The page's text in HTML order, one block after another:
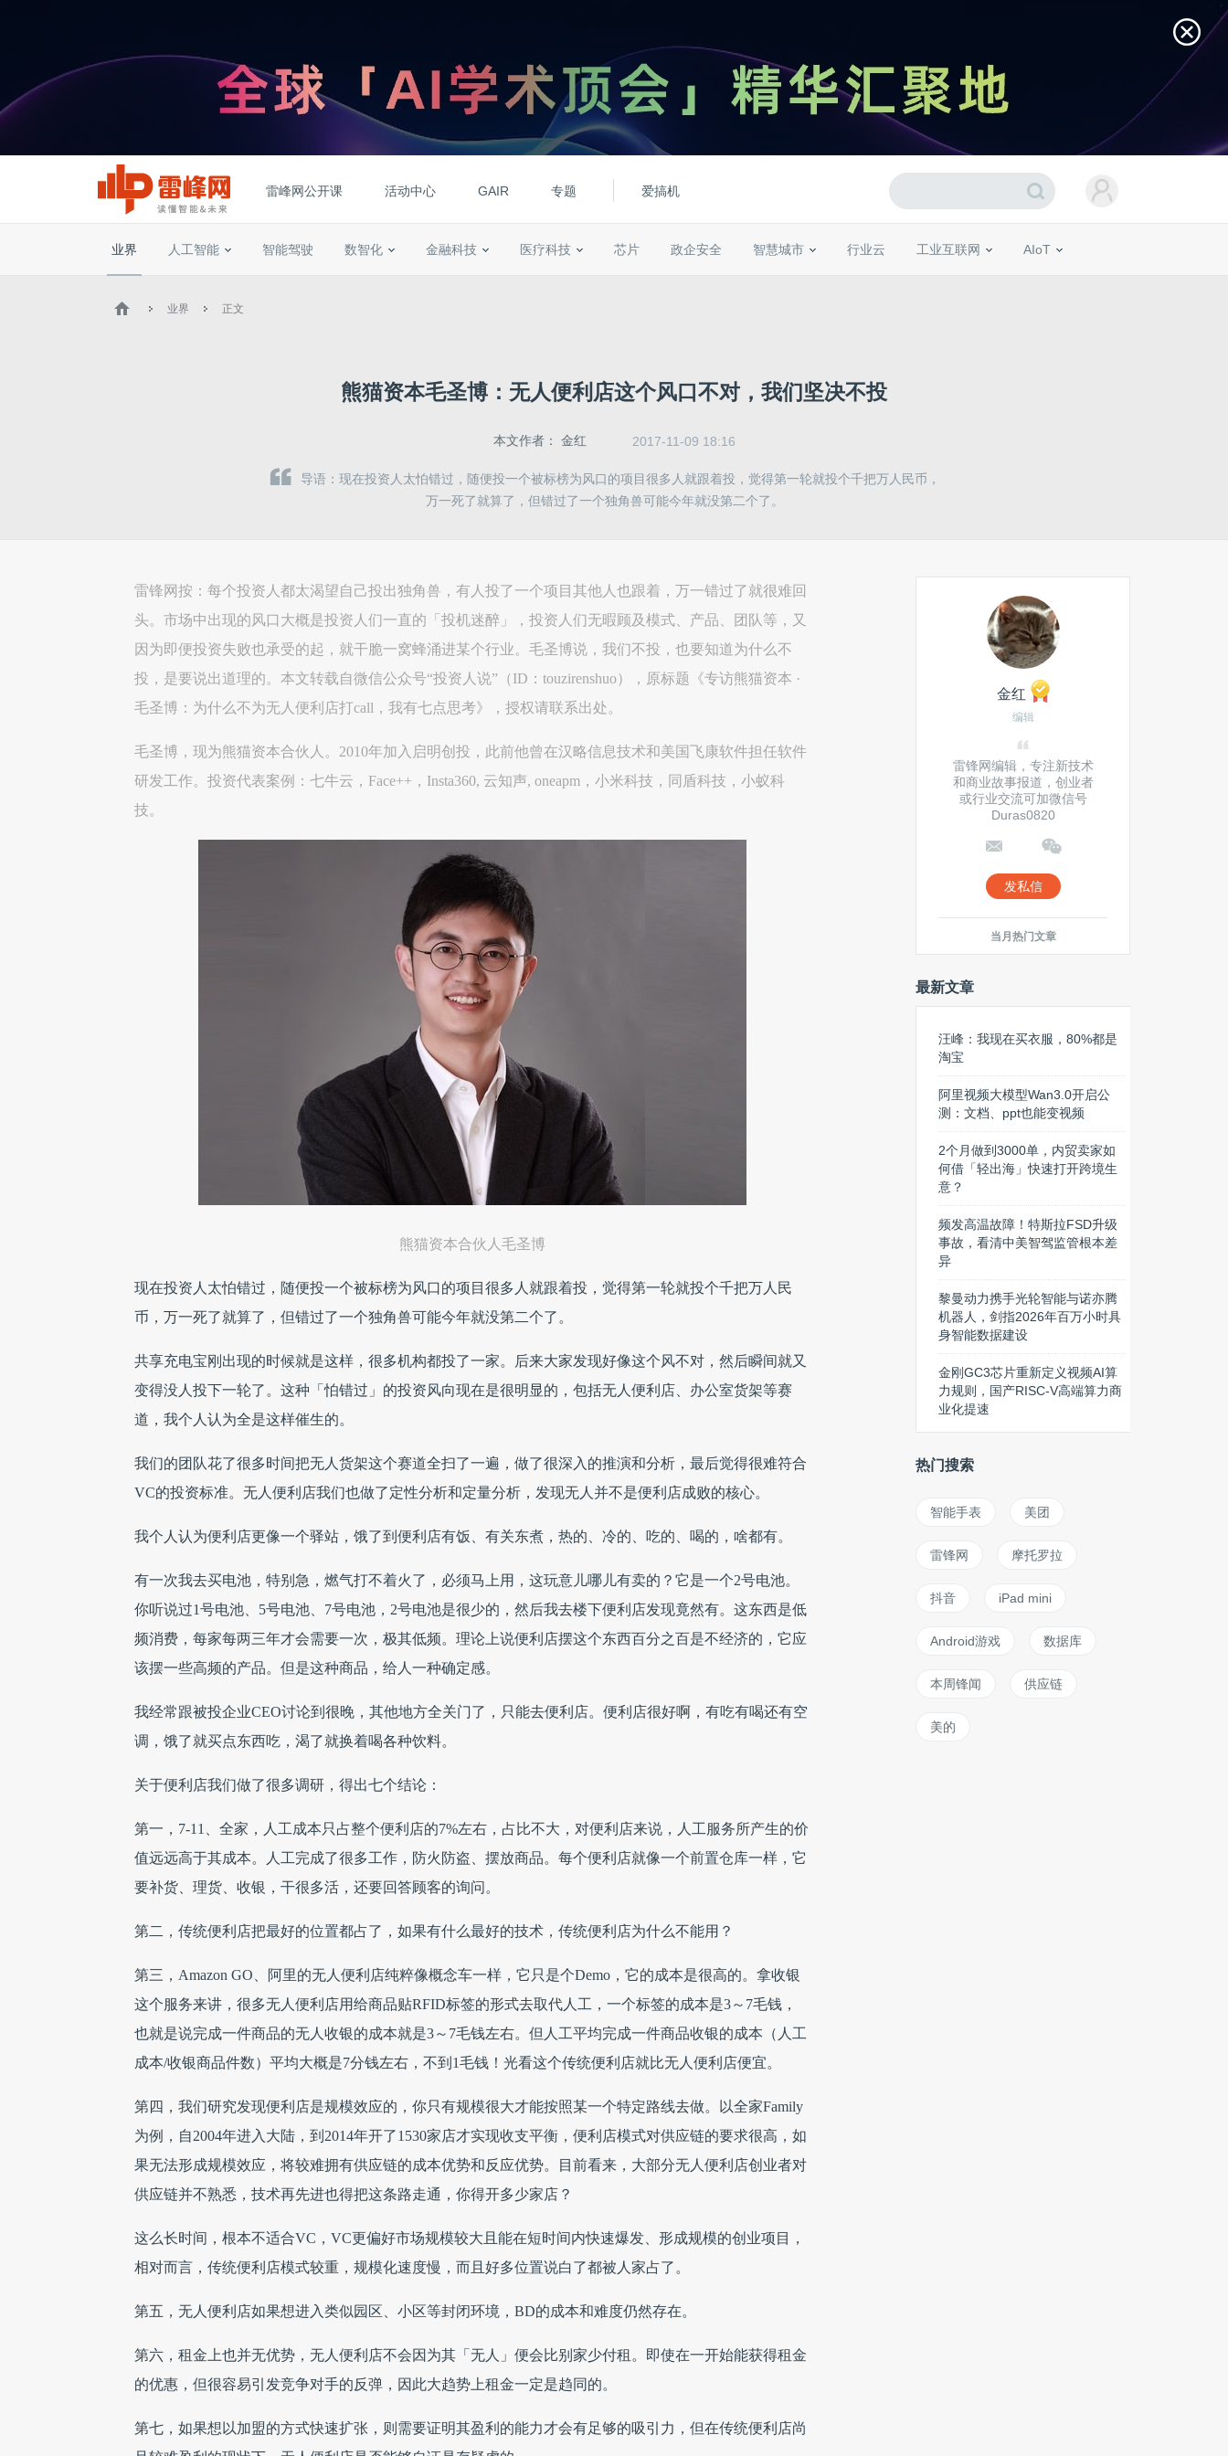
雷峰网公开课 活动中心 GAIR 专题 爱搞机
业界 人工智能 智能驾驶 数智化 金融科技 医疗科技 芯片 政企安全 智慧城市 行业云 工业互联网 AIoT
业界 正文
熊猫资本毛圣博：无人便利店这个风口不对，我们坚决不投
本文作者： 金红 2017-11-09 18:16
导语：现在投资人太怕错过，随便投一个被标榜为风口的项目很多人就跟着投，觉得第一轮就投个千把万人民币，
万一死了就算了，但错过了一个独角兽可能今年就没第二个了。
雷锋网按：每个投资人都太渴望自己投出独角兽，有人投了一个项目其他人也跟着，万一错过了就很难回
头。市场中出现的风口大概是投资人们一直的「投机迷醉」，投资人们无暇顾及模式、产品、团队等，又
因为即便投资失败也承受的起，就干脆一窝蜂涌进某个行业。毛圣博说，我们不投，也要知道为什么不
投，是要说出道理的。本文转载自微信公众号“投资人说”（ID：touzirenshuo），原标题《专访熊猫资本 ·
毛圣博：为什么不为无人便利店打call，我有七点思考》，授权请联系出处。
毛圣博，现为熊猫资本合伙人。2010年加入启明创投，此前他曾在汉略信息技术和美国飞康软件担任软件
研发工作。投资代表案例：七牛云，Face++，Insta360, 云知声, oneapm，小米科技，同盾科技，小蚁科
技。
熊猫资本合伙人毛圣博
现在投资人太怕错过，随便投一个被标榜为风口的项目很多人就跟着投，觉得第一轮就投个千把万人民
币，万一死了就算了，但错过了一个独角兽可能今年就没第二个了。
共享充电宝刚出现的时候就是这样，很多机构都投了一家。后来大家发现好像这个风不对，然后瞬间就又
变得没人投下一轮了。这种「怕错过」的投资风向现在是很明显的，包括无人便利店、办公室货架等赛
道，我个人认为全是这样催生的。
我们的团队花了很多时间把无人货架这个赛道全扫了一遍，做了很深入的推演和分析，最后觉得很难符合
VC的投资标准。无人便利店我们也做了定性分析和定量分析，发现无人并不是便利店成败的核心。
我个人认为便利店更像一个驿站，饿了到便利店有饭、有关东煮，热的、冷的、吃的、喝的，啥都有。
有一次我去买电池，特别急，燃气打不着火了，必须马上用，这玩意儿哪儿有卖的？它是一个2号电池。
你听说过1号电池、5号电池、7号电池，2号电池是很少的，然后我去楼下便利店发现竟然有。这东西是低
频消费，每家每两三年才会需要一次，极其低频。理论上说便利店摆这个东西百分之百是不经济的，它应
该摆一些高频的产品。但是这种商品，给人一种确定感。
我经常跟被投企业CEO讨论到很晚，其他地方全关门了，只能去便利店。便利店很好啊，有吃有喝还有空
调，饿了就买点东西吃，渴了就换着喝各种饮料。
关于便利店我们做了很多调研，得出七个结论：
第一，7-11、全家，人工成本只占整个便利店的7%左右，占比不大，对便利店来说，人工服务所产生的价
值远远高于其成本。人工完成了很多工作，防火防盗、摆放商品。每个便利店就像一个前置仓库一样，它
要补货、理货、收银，干很多活，还要回答顾客的询问。
第二，传统便利店把最好的位置都占了，如果有什么最好的技术，传统便利店为什么不能用？
第三，Amazon GO、阿里的无人便利店纯粹像概念车一样，它只是个Demo，它的成本是很高的。拿收银
这个服务来讲，很多无人便利店用给商品贴RFID标签的形式去取代人工，一个标签的成本是3～7毛钱，
也就是说完成一件商品的无人收银的成本就是3～7毛钱左右。但人工平均完成一件商品收银的成本（人工
成本/收银商品件数）平均大概是7分钱左右，不到1毛钱！光看这个传统便利店就比无人便利店便宜。
第四，我们研究发现便利店是规模效应的，你只有规模很大才能按照某一个特定路线去做。以全家Family
为例，自2004年进入大陆，到2014年开了1530家店才实现收支平衡，便利店模式对供应链的要求很高，如
果无法形成规模效应，将较难拥有供应链的成本优势和反应优势。目前看来，大部分无人便利店创业者对
供应链并不熟悉，技术再先进也得把这条路走通，你得开多少家店？
这么长时间，根本不适合VC，VC更偏好市场规模较大且能在短时间内快速爆发、形成规模的创业项目，
相对而言，传统便利店模式较重，规模化速度慢，而且好多位置说白了都被人家占了。
第五，无人便利店如果想进入类似园区、小区等封闭环境，BD的成本和难度仍然存在。
第六，租金上也并无优势，无人便利店不会因为其「无人」便会比别家少付租。即使在一开始能获得租金
的优惠，但很容易引发竞争对手的反弹，因此大趋势上租金一定是趋同的。
第七，如果想以加盟的方式快速扩张，则需要证明其盈利的能力才会有足够的吸引力，但在传统便利店尚
金红
编辑
雷锋网编辑，专注新技术
和商业故事报道，创业者
或行业交流可加微信号
Duras0820
发私信
当月热门文章
最新文章
汪峰：我现在买衣服，80%都是
淘宝
阿里视频大模型Wan3.0开启公
测：文档、ppt也能变视频
2个月做到3000单，内贸卖家如
何借「轻出海」快速打开跨境生
意？
频发高温故障！特斯拉FSD升级
事故，看清中美智驾监管根本差
异
黎曼动力携手光轮智能与诺亦腾
机器人，剑指2026年百万小时具
身智能数据建设
金刚GC3芯片重新定义视频AI算
力规则，国产RISC-V高端算力商
业化提速
热门搜索
智能手表 美团
雷锋网 摩托罗拉
抖音 iPad mini
Android游戏 数据库
本周锋闻 供应链
美的